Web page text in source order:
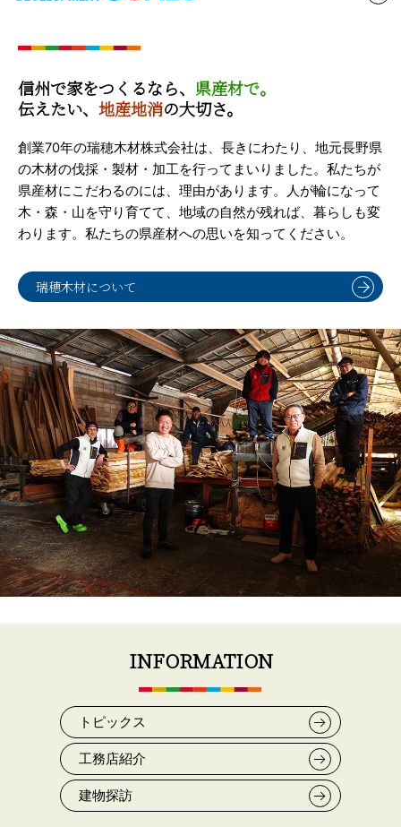
信州で家をつくるなら、 県産材で。
伝えたい、 地産地消の大切さ。
創業70年の瑞穂木材株式会社は、長きにわたり、地元長野県
の木材の伐採・製材・加工を行ってまいりました。私たちが
県産材にこだわるのには、理由があります。人が輪になって
木・森・山を守り育てて、地域の自然が残れば、暮らしも変
わります。私たちの県産材への思いを知ってください。
瑞穂木材について
INFORMATION
トピックス
工務店紹介
建物探訪